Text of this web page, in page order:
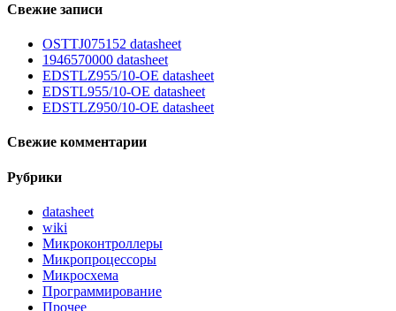
Свежие записи
OSTTJ075152 datasheet
1946570000 datasheet
EDSTLZ955/10-OE datasheet
EDSTL955/10-OE datasheet
EDSTLZ950/10-OE datasheet
Свежие комментарии
Рубрики
datasheet
wiki
Микроконтроллеры
Микропроцессоры
Микросхема
Программирование
Прочее